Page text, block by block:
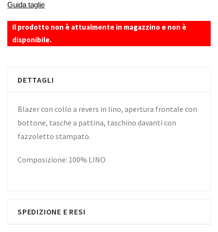
Guida taglie
Il prodotto non è attualmente in magazzino e non è
disponibile.
DETTAGLI
Blazer con collo a revers in lino, apertura frontale con
bottone, tasche a pattina, taschino davanti con
fazzoletto stampato.
Composizione: 100% LINO
SPEDIZIONE E RESI